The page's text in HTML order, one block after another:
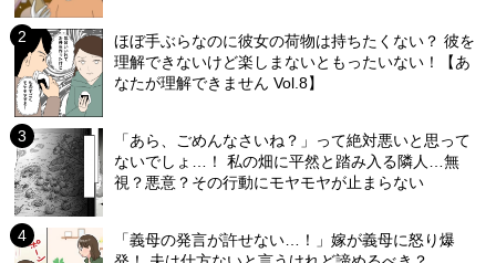
ほぼ手ぶらなのに彼女の荷物は持ちたくない？ 彼を
理解できないけど楽しまないともったいない！【あ
なたが理解できません Vol.8】
「あら、ごめんなさいね？」って絶対悪いと思って
ないでしょ…！ 私の畑に平然と踏み入る隣人…無
視？悪意？その行動にモヤモヤが止まらない
「義母の発言が許せない…！」嫁が義母に怒り爆